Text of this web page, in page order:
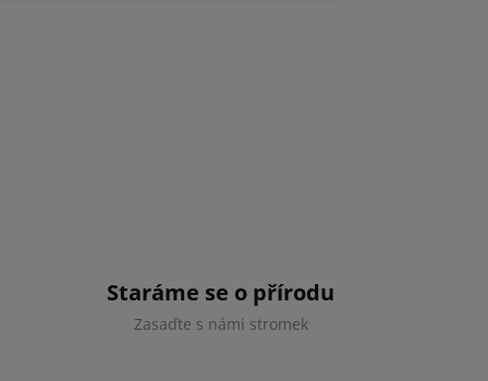
Staráme se o přírodu
Zasaďte s námi stromek